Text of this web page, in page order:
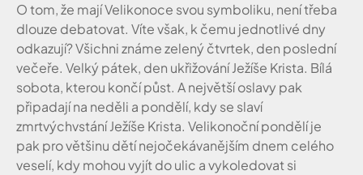
O tom, že mají Velikonoce svou symboliku, není třeba
dlouze debatovat. Víte však, k čemu jednotlivé dny
odkazují? Všichni známe zelený čtvrtek, den poslední
večeře. Velký pátek, den ukřižování Ježíše Krista. Bílá
sobota, kterou končí půst. A největší oslavy pak
připadají na neděli a pondělí, kdy se slaví
zmrtvýchvstání Ježíše Krista. Velikonoční pondělí je
pak pro většinu dětí nejočekávanějším dnem celého
veselí, kdy mohou vyjít do ulic a vykoledovat si